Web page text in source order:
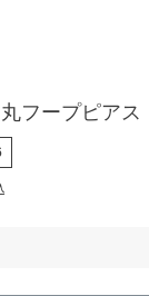
フープピアス